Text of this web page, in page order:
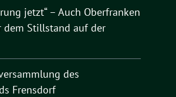
jetzt“ – Auch Oberfranken
dem Stillstand auf der
des
Frensdorf